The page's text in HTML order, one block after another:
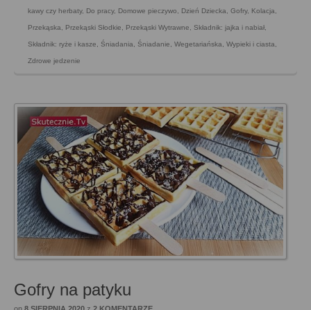
kawy czy herbaty, Do pracy, Domowe pieczywo Dzień Dziecka Gofry, Kolacja
Przekąska Przekąski Słodkie Przekąski Wytrawne Składnik: jajka i nabiał
Składnik: ryże i kasze Śniadania Śniadanie Wegetariańska Wypieki i ciasta
Zdrowe jedzenie
Gofry na patyku